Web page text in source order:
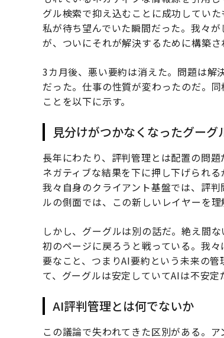
グル検索で抑え込むことに成功してい
私が待ち望んでいた瞬間だった。我々
が、ついにそれが解決するために構築さ
3カ月後、悪い要約は消えた。問題は解
だった。仕事の性質が変わったのだ。
ことを以下に示す。
見分けがつかなくなったグーグ
長年にわたり、評判管理とは配置の問
ネガティブな結果を下に押し下げられ
我々自身のクライアント基盤では、評
ルの側面では、この新しいレイヤーを
しかし、グーグルは別の話だ。絶え間
初のページに戻ろうと戦っている。我
要なこと、つまりAI要約という未来の
て、グーグルは安定していてAIは不安
AI評判管理とは何でないか
この議論で失われてきた区別がある。